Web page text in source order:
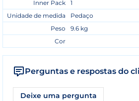
Inner Pack
1
Unidade de medida
Pedaço
Peso
9.6 kg
Cor
Perguntas e respostas do
Deixe uma pergunta